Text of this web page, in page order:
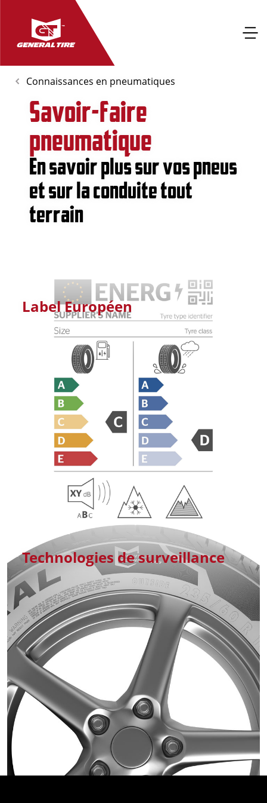
Connaissances en pneumatiques
Savoir-faire
pneumatique
En savoir plus sur vos pneus
et sur la conduite tout
terrain
Label Européen
Technologies de surveillance